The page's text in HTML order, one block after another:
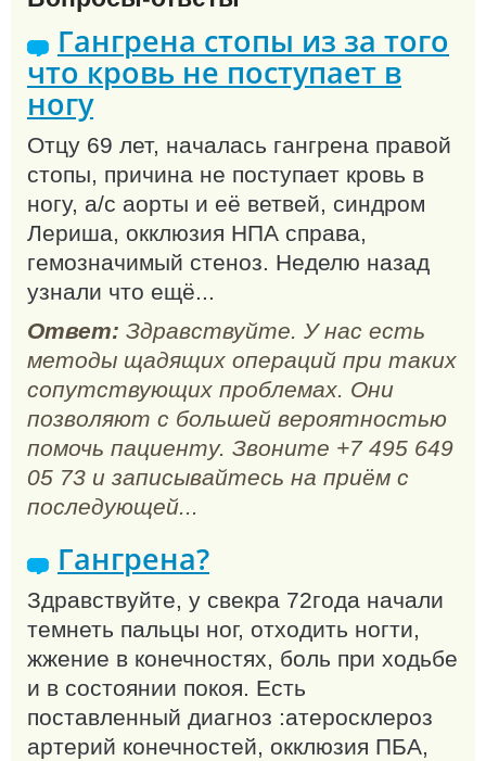
Гангрена стопы из за того
что кровь не поступает в
ногу
Отцу 69 лет, началась гангрена правой
стопы, причина не поступает кровь в
ногу, а/с аорты и её ветвей, синдром
Лериша, окклюзия НПА справа,
гемозначимый стеноз. Неделю назад
узнали что ещё...
Ответ: Здравствуйте. У нас есть
методы щадящих операций при таких
сопутствующих проблемах. Они
позволяют с большей вероятностью
помочь пациенту. Звоните +7 495 649
05 73 и записывайтесь на приём с
последующей...
Гангрена?
Здравствуйте, у свекра 72года начали
темнеть пальцы ног, отходить ногти,
жжение в конечностях, боль при ходьбе
и в состоянии покоя. Есть
поставленный диагноз :атеросклероз
артерий конечностей, окклюзия ПБА,